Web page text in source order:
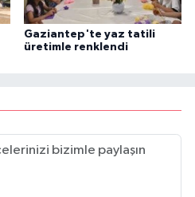
Gaziantep'te yaz tatili
üretimle renklendi